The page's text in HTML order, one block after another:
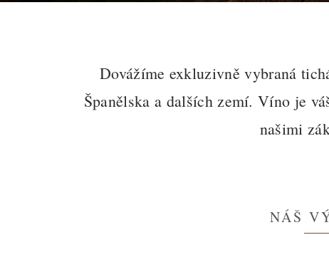
Dovážíme exkluzivně vybraná
Španělska a dalších zemí. Víno je
našimi
NÁŠ